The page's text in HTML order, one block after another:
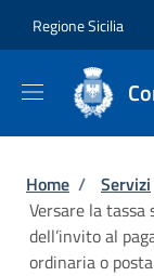
Regione Sicilia
Briciole
Home / Servizi
Versare la
dell’invito al
ordinaria o